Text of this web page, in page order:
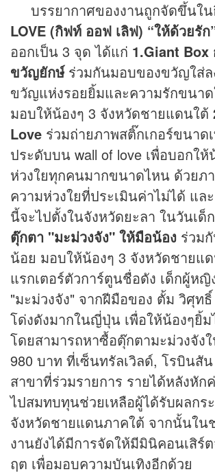
บรรยากาศของงานถูกจัดขึ้นใ
LOVE (กิฟท์ ออฟ เลิฟ) “ให้ด้วยรัก
ออกเป็น 3 จุด ได้แก่ 1.Giant
ขวัญยักษ์ร่วมกันมอบของขวัญใส่ล
ขวัญแห่งรอยยิ้มและความรักขนา
มอบให้น้องๆ 3 จังหวัดชายแดนใต้
Love ร่วมถ่ายภาพสติ๊กเกอร์ขนาด
ประดับบน wall of love เพื่อบอกให้
ห่วงใยทุกคนมากขนาดไหน ด้วยภ
ความห่วงใยที่ประเมินค่าไม่ได้ แล
นี้จะไปตั้งในจังหวัดยะลา ในวันเด็
ตุ๊กตา "มะม่วงจัง" ให้มือน้อง ร่วม
น้อย มอบให้น้องๆ 3 จังหวัดชายแ
แรกเตอร์ตัวการ์ตูนชื่อดัง เด็กผู้ห
"มะม่วงจัง" จากฝีมือของ ตั้ม วิศุท
โด่งดังมากในญี่ปุ่น เพื่อให้น้องๆยิ้ม
โดยสามารถหาซื้อตุ๊กตามะม่วงจัง
980 บาท ที่เซ็นทรัลเวิลด์, โรบินสั
สาขาที่ร่วมรายการ รายได้หลังหัก
ไปสมทบทุนช่วยเหลือผู้ได้รับผลกร
จังหวัดชายแดนภาคใต้ จากนั้นใน
งานยังได้มีการจัดให้มีมินิคอนเสิร์
ฤต เพื่อมอบความบันเทิงอีกด้วย